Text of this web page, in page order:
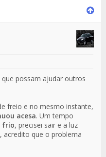
possam ajudar outros
freio e no mesmo instante,
acesa. Um tempo
frio, precisei sair e a luz
acredito que o problema